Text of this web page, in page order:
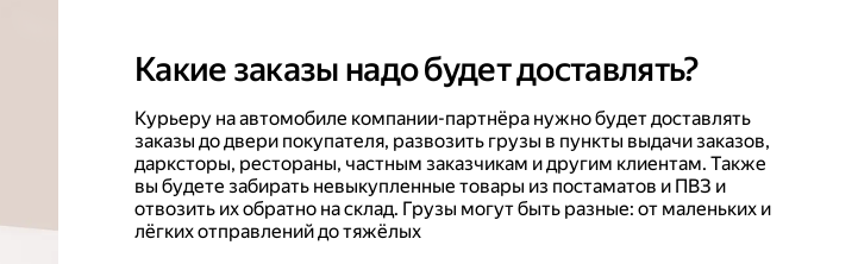
Какие заказы надо будет доставлять?
Курьеру на автомобиле компании-партнёра нужно будет доставлять
заказы до двери покупателя, развозить грузы в пункты выдачи заказов,
дарксторы, рестораны, частным заказчикам и другим клиентам. Также
вы будете забирать невыкупленные товары из постаматов и ПВЗ и
отвозить их обратно на склад. Грузы могут быть разные: от маленьких и
лёгких отправлений до тяжёлых